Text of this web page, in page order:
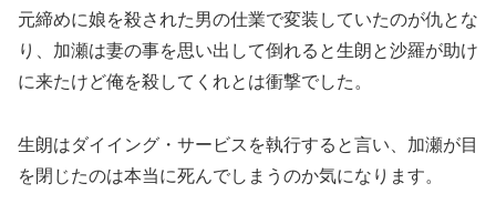
元締めに娘を殺された男の仕業で変装していたのが仇とな
り、加瀬は妻の事を思い出して倒れると生朗と沙羅が助け
に来たけど俺を殺してくれとは衝撃でした。
生朗はダイイング・サービスを執行すると言い、加瀬が目
を閉じたのは本当に死んでしまうのか気になります。